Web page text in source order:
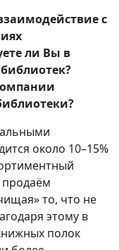
с
ли Вы в
около 10–15%
то, что не
этому в
полок